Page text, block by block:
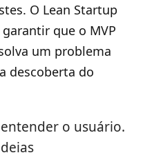
O Lean Startup
que o MVP
um problema
descoberta do
o usuário.